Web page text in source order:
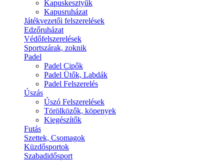
Kapuskesztyűk
Kapusruházat
Játékvezetői felszerelések
Edzőruházat
Védőfelszerelések
Sportszárak, zoknik
Padel
Padel Cipők
Padel Ütők, Labdák
Padel Felszerelés
Úszás
Úszó Felszerelések
Törölközők, köpenyek
Kiegészítők
Futás
Szettek, Csomagok
Küzdősportok
Szabadidősport